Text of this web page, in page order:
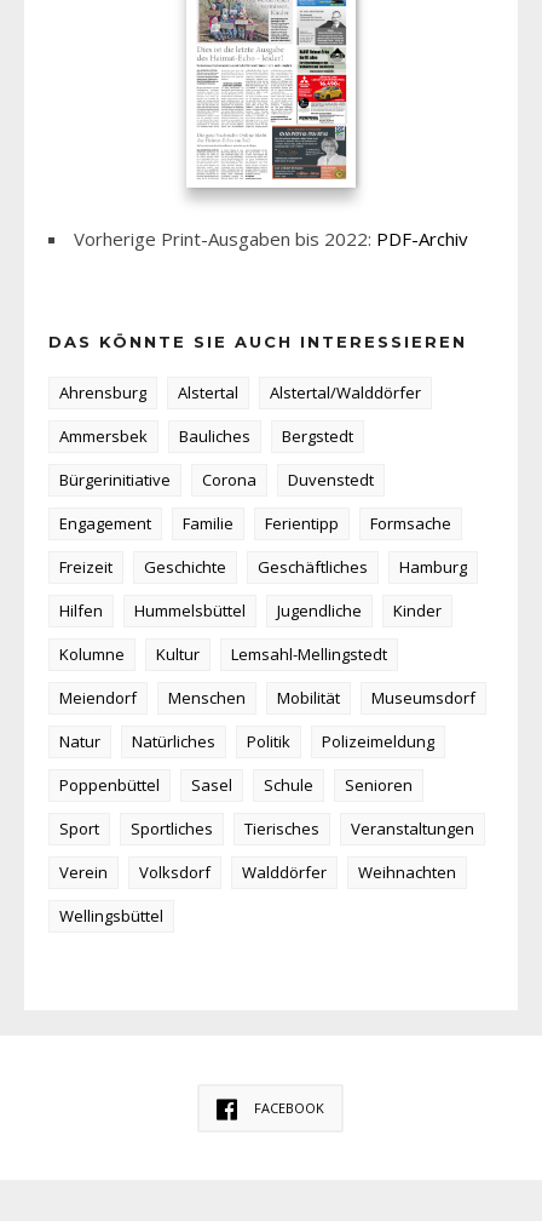
Vorherige Print-Ausgaben bis 2022: PDF-Archiv
DAS KÖNNTE SIE AUCH INTERESSIEREN
Ahrensburg Alstertal
Alstertal/Walddörfer
Ammersbek
Bauliches
Bergstedt
Bürgerinitiative
Corona
Duvenstedt
Engagement
Familie Ferientipp
Formsache
Freizeit
Geschichte Geschäftliches
Hamburg
Hilfen
Hummelsbüttel Jugendliche
Kinder
Kolumne
Kultur
Lemsahl-Mellingstedt
Meiendorf
Menschen Mobilität
Museumsdorf
Natur
Natürliches Politik
Polizeimeldung
Poppenbüttel
Sasel Schule
Senioren
Sport
Sportliches Tierisches
Veranstaltungen
Verein
Volksdorf Walddörfer
Weihnachten
Wellingsbüttel
FACEBOOK